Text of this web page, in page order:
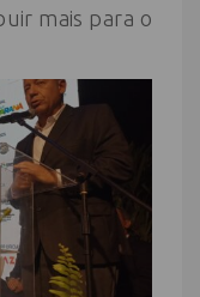
mais para o